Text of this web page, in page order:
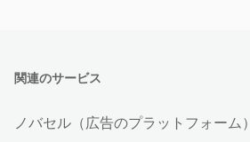
関連のサービス
ノバセル（広告のプラットフォーム）